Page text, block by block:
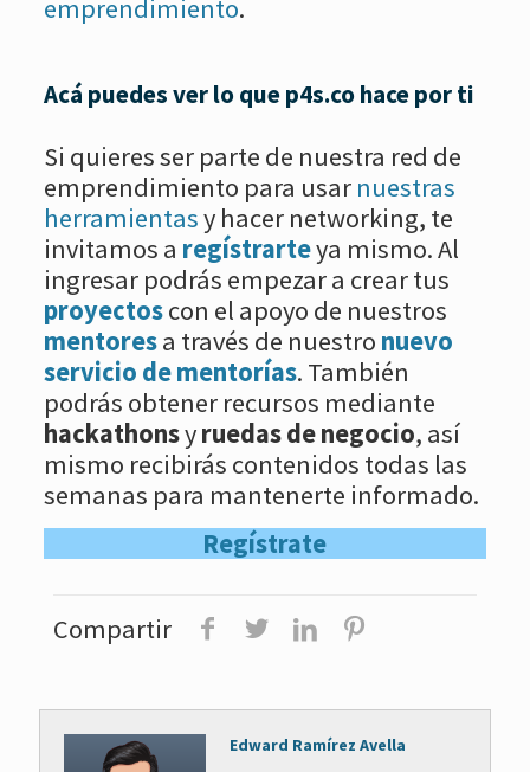
emprendimiento.
Acá puedes ver lo que p4s.co hace por ti
Si quieres ser parte de nuestra red de
emprendimiento para usar nuestras
herramientasy hacer networking, te
invitamos a regístrarteya mismo. Al
ingresar podrás empezar a crear tus
proyectoscon el apoyo de nuestros
mentoresa través de nuestro nuevo
servicio de mentorías. También
podrás obtener recursos mediante
hackathonsyruedas de negocio, así
mismo recibirás contenidos todas las
semanas para mantenerte informado.
Regístrate
Compartir
Edward Ramírez Avella